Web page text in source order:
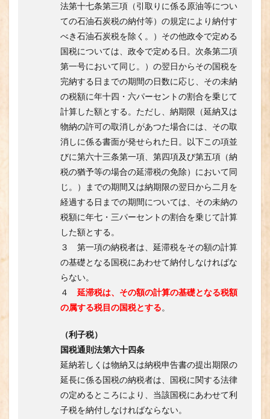
法第十七条第三項（引取りに係る原油等につい
ての石油石炭税の納付等）の規定により納付す
べき石油石炭税を除く。）その他政令で定める
国税については、政令で定める日。次条第二項
第一号において同じ。）の翌日からその国税を
完納する日までの期間の日数に応じ、その未納
の税額に年十四・六パーセントの割合を乗じて
計算した額とする。ただし、納期限（延納又は
物納の許可の取消しがあつた場合には、その取
消しに係る書面が発せられた日。以下この項並
びに第六十三条第一項、第四項及び第五項（納
税の猶予等の場合の延滞税の免除）において同
じ。）までの期間又は納期限の翌日から二月を
経過する日までの期間については、その未納の
税額に年七・三パーセントの割合を乗じて計算
した額とする。
３ 第一項の納税者は、延滞税をその額の計算
の基礎となる国税にあわせて納付しなければな
らない。
４ 延滞税は、その額の計算の基礎となる税額
の属する税目の国税とする。
（利子税）
国税通則法第六十四条
延納若しくは物納又は納税申告書の提出期限の
延長に係る国税の納税者は、国税に関する法律
の定めるところにより、当該国税にあわせて利
子税を納付しなければならない。